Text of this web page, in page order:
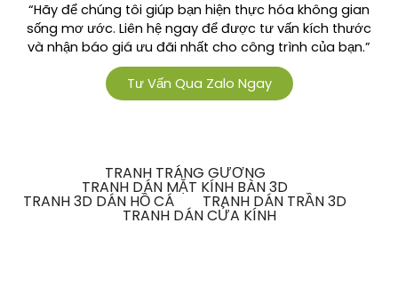
“Hãy để chúng tôi giúp bạn hiện thực hóa không gian
sống mơ ước. Liên hệ ngay để được tư vấn kích thước
và nhận báo giá ưu đãi nhất cho công trình của bạn.”
Tư Vấn Qua Zalo Ngay
TRANH TRÁNG GƯƠNG
TRANH DÁN MẶT KÍNH BÀN 3D
TRANH 3D DÁN HỒ CÁ TRANH DÁN TRẦN 3D
TRANH DÁN CỬA KÍNH